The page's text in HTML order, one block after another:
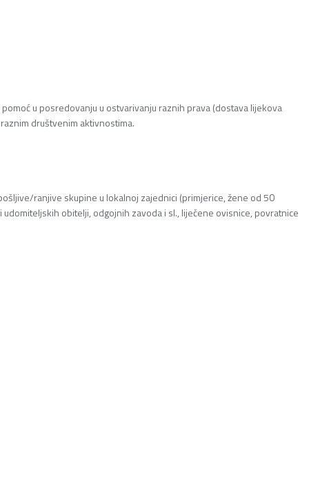
u posredovanju u ostvarivanju raznih prava (dostava lijekova
društvenim aktivnostima.
ranjive skupine u lokalnoj zajednici (primjerice, žene od 50
obitelji, odgojnih zavoda i sl., liječene ovisnice, povratnice